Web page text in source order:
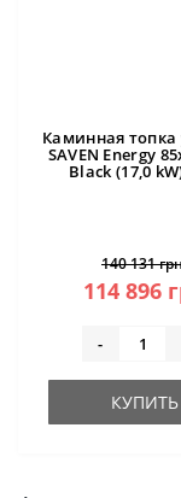
Каминная топка
SAVEN Energy
Black (17,0
140 131
114 896
-
КУПИТЬ